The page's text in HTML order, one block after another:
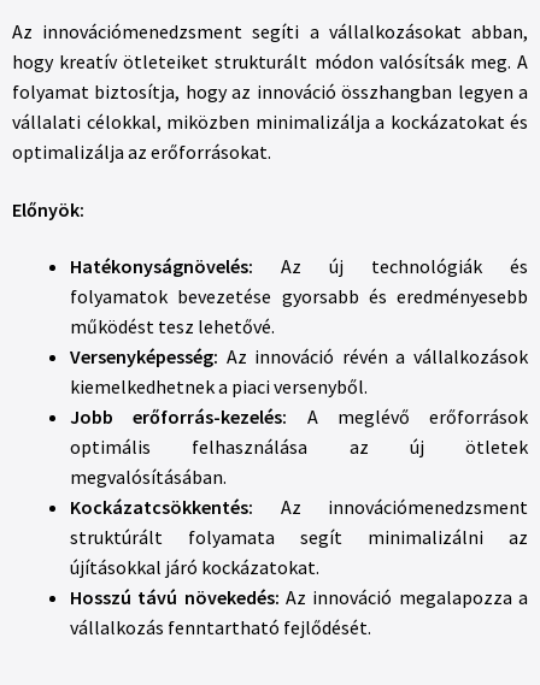
Az innovációmenedzsment segíti a vállalkozásokat abban,
hogy kreatív ötleteiket strukturált módon valósítsák meg. A
folyamat biztosítja, hogy az innováció összhangban legyen a
vállalati célokkal, miközben minimalizálja a kockázatokat és
optimalizálja az erőforrásokat.
Előnyök:
Hatékonyságnövelés: Az új technológiák és
folyamatok bevezetése gyorsabb és eredményesebb
működést tesz lehetővé.
Versenyképesség: Az innováció révén a vállalkozások
kiemelkedhetnek a piaci versenyből.
Jobb erőforrás-kezelés: A meglévő erőforrások
optimális felhasználása az új ötletek
megvalósításában.
Kockázatcsökkentés: Az innovációmenedzsment
struktúrált folyamata segít minimalizálni az
újításokkal járó kockázatokat.
Hosszú távú növekedés: Az innováció megalapozza a
vállalkozás fenntartható fejlődését.